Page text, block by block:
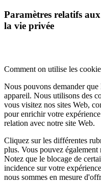
Paramètres relatifs
la vie privée
Comment on utilise les
Nous pouvons demander
appareil. Nous utilisons des
vous visitez nos sites Web,
pour enrichir votre
relation avec notre site Web.
Cliquez sur les différentes
plus. Vous pouvez
Notez que le blocage de
incidence sur votre
nous sommes en mesure